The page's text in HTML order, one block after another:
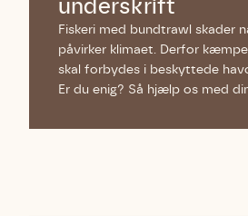
underskrift
Fiskeri med bundtrawl skader
påvirker klimaet. Derfor
skal forbydes i beskyttede
Er du enig? Så hjælp os med